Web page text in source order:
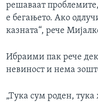
решаваат
е бегањето. Ако
казната“, рече
Ибраими пак рече
невиност и нема
„Тука сум роден,